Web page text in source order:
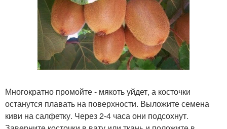
Многократно промойте - мякоть уйдет, а косточки
останутся плавать на поверхности. Выложите семена
киви на салфетку. Через 2-4 часа они подсохнут.